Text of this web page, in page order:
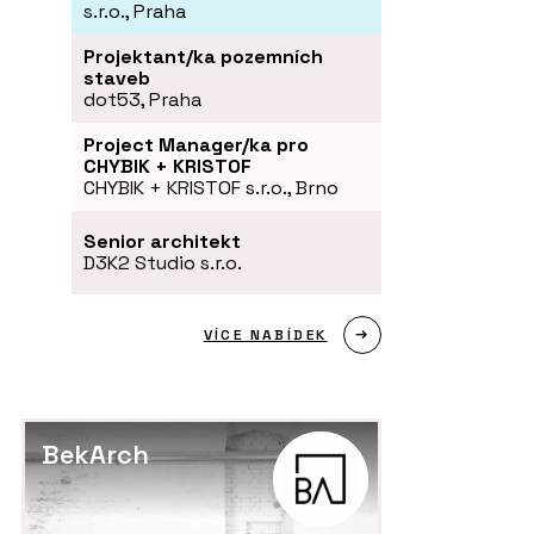
s.r.o., Praha
Projektant/ka pozemních
staveb
dot53, Praha
Project Manager/ka pro
CHYBIK + KRISTOF
CHYBIK + KRISTOF s.r.o., Brno
Senior architekt
D3K2 Studio s.r.o.
VÍCE NABÍDEK
BekArch